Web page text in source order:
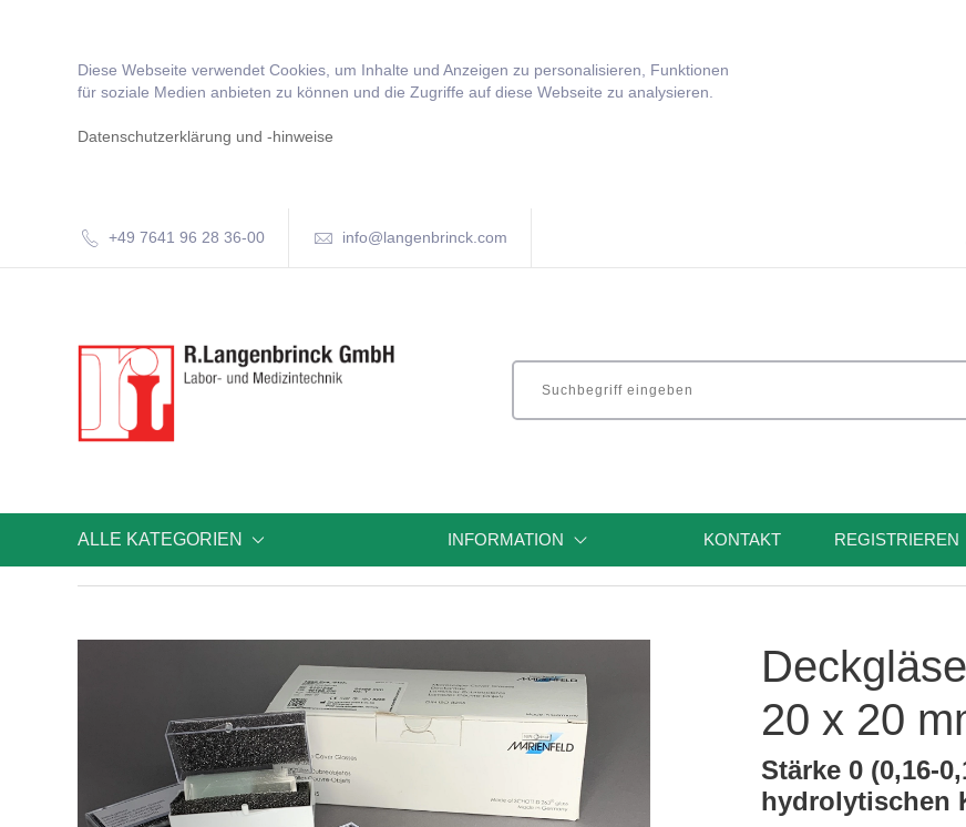
Diese Webseite verwendet Cookies, um Inhalte und Anzeigen zu personalisieren, Funktionen
für soziale Medien anbieten zu können und die Zugriffe auf diese Webseite zu analysieren.
Datenschutzerklärung und -hinweise
+49 7641 96 28 36-00 info@langenbrinck.com
ALLE KATEGORIEN INFORMATION KONTAKT REGISTRIEREN
20 x 20
Stärke 0 (0,16-
hydrolytischen